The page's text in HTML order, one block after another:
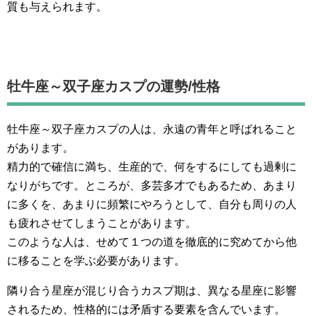
質も与えられます。
牡牛座～双子座カスプの運勢/性格
牡牛座～双子座カスプの人は、永遠の青年と呼ばれること
があります。
精力的で確信に満ち、生産的で、何をするにしても過剰に
なりがちです。ところが、多芸多才でもあるため、あまり
に多くを、あまりに頻繁にやろうとして、自分も周りの人
も疲れさせてしまうことがあります。
このような人は、せめて１つの道を徹底的に究めてから他
に移ることを学ぶ必要があります。
隣り合う星座が混じり合うカスプ期は、異なる星座に影響
されるため、性格的には矛盾する要素を含んでいます。